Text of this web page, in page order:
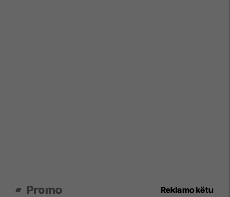
Promo Reklamo këtu